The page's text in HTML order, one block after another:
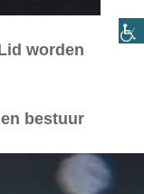
worden
bestuur